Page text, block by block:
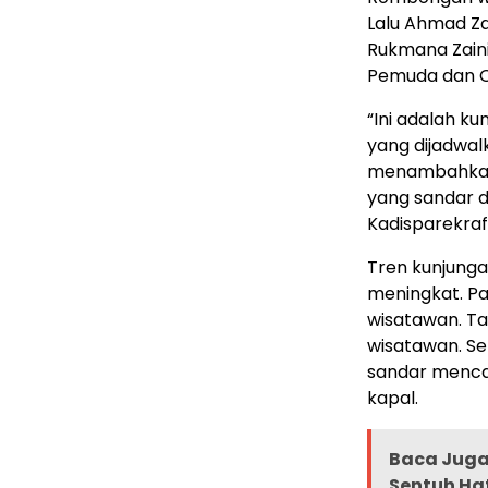
Lalu Ahmad
Rukmana
Pemuda dan
“Ini adalah
yang
yang sandar
Tren
meningkat.
wisatawan.
wisatawan.
sandar
kapal.
Baca